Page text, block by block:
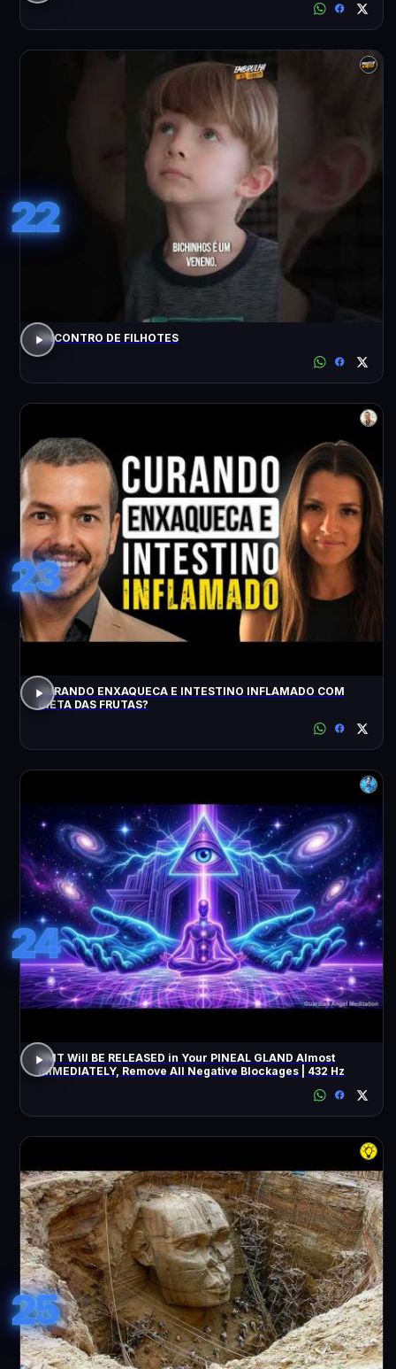
22
ENCONTRO DE FILHOTES
23
CURANDO ENXAQUECA E INTESTINO INFLAMADO COM
DIETA DAS FRUTAS?
24
DMT Will BE RELEASED in Your PINEAL GLAND Almost
IMMEDIATELY, Remove All Negative Blockages | 432 Hz
25